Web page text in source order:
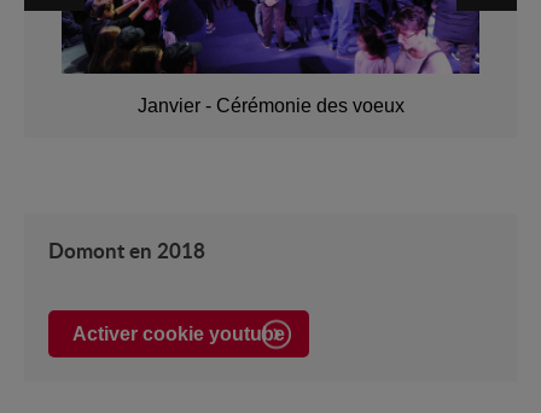
Janvier - Cérémonie des voeux
Domont en 2018
Activer cookie youtube